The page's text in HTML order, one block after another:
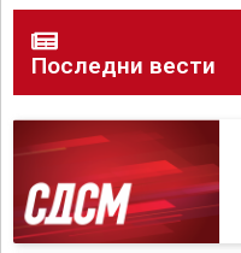
Последни вести